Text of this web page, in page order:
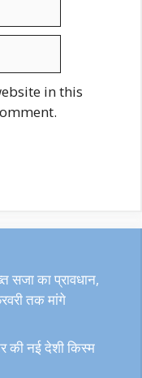
in this
सजा का प्रावधान,
तक मांगे
की नई देशी किस्म